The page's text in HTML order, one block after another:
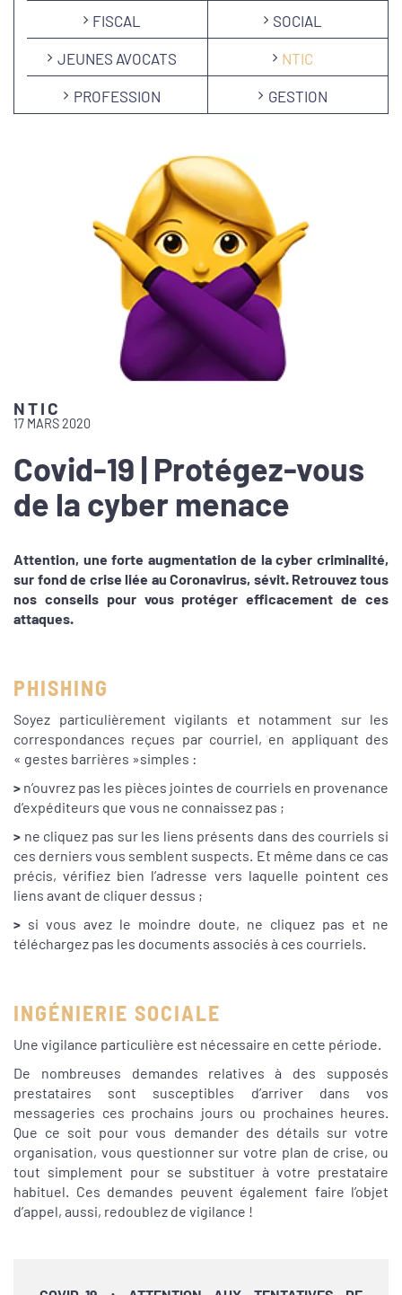
FISCAL SOCIAL
JEUNES AVOCATS NTIC
PROFESSION GESTION
NTIC
17 MARS 2020
Covid-19 | Protégez-vous
de la cyber menace
Attention, une forte augmentation de la cyber criminalité,
sur fond de crise liée au Coronavirus, sévit. Retrouvez tous
nos conseils pour vous protéger efficacement de ces
attaques.
PHISHING
Soyez particulièrement vigilants et notamment sur les
correspondances reçues par courriel, en appliquant des
« gestes barrières »simples :
> n’ouvrez pas les pièces jointes de courriels en provenance
d’expéditeurs que vous ne connaissez pas ;
> ne cliquez pas sur les liens présents dans des courriels si
ces derniers vous semblent suspects. Et même dans ce cas
précis, vérifiez bien l’adresse vers laquelle pointent ces
liens avant de cliquer dessus ;
> si vous avez le moindre doute, ne cliquez pas et ne
téléchargez pas les documents associés à ces courriels.
INGÉNIERIE SOCIALE
Une vigilance particulière est nécessaire en cette période.
De nombreuses demandes relatives à des supposés
prestataires sont susceptibles d’arriver dans vos
messageries ces prochains jours ou prochaines heures.
Que ce soit pour vous demander des détails sur votre
organisation, vous questionner sur votre plan de crise, ou
tout simplement pour se substituer à votre prestataire
habituel. Ces demandes peuvent également faire l’objet
d’appel, aussi, redoublez de vigilance !